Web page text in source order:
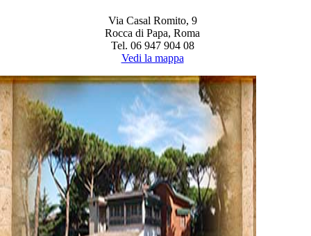
Via Casal Romito, 9
Rocca di Papa, Roma
Tel. 06 947 904 08
Vedi la mappa